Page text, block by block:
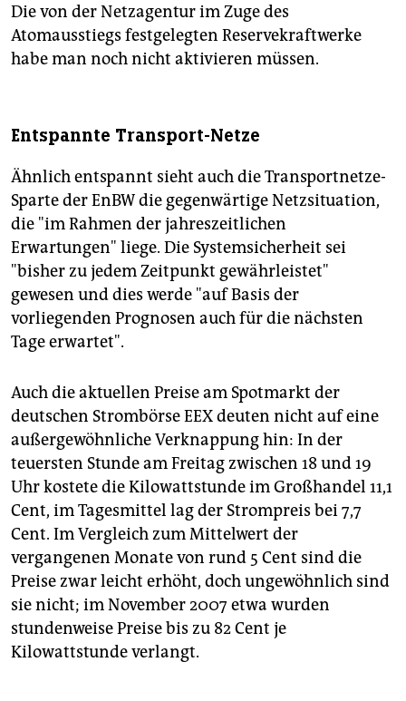
Die von der Netzagentur im Zuge des
Atomausstiegs festgelegten Reservekraftwerke
habe man noch nicht aktivieren müssen.
Entspannte Transport-Netze
Ähnlich entspannt sieht auch die Transportnetze-
Sparte der EnBW die gegenwärtige Netzsituation,
die "im Rahmen der jahreszeitlichen
Erwartungen" liege. Die Systemsicherheit sei
"bisher zu jedem Zeitpunkt gewährleistet"
gewesen und dies werde "auf Basis der
vorliegenden Prognosen auch für die nächsten
Tage erwartet".
Auch die aktuellen Preise am Spotmarkt der
deutschen Strombörse EEX deuten nicht auf eine
außergewöhnliche Verknappung hin: In der
teuersten Stunde am Freitag zwischen 18 und 19
Uhr kostete die Kilowattstunde im Großhandel 11,1
Cent, im Tagesmittel lag der Strompreis bei 7,7
Cent. Im Vergleich zum Mittelwert der
vergangenen Monate von rund 5 Cent sind die
Preise zwar leicht erhöht, doch ungewöhnlich sind
sie nicht; im November 2007 etwa wurden
stundenweise Preise bis zu 82 Cent je
Kilowattstunde verlangt.